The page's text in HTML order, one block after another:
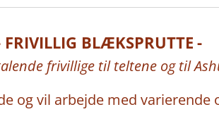
FRIVILLIG BLÆKSPRUTTE -
frivillige til teltene og til
og vil arbejde med varierende